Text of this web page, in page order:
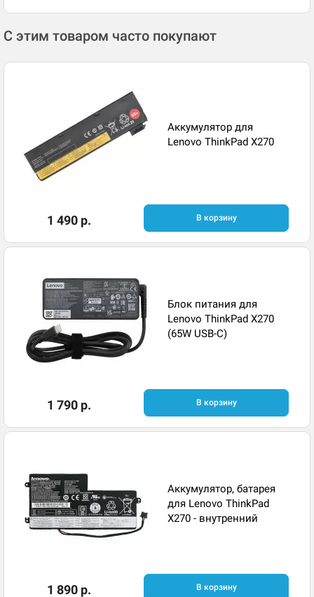
С этим товаром часто покупают
Аккумулятор для
Lenovo ThinkPad X270
1 490 р. В корзину
Блок питания для
Lenovo ThinkPad X270
(65W USB-C)
1 790 р. В корзину
Аккумулятор, батарея
для Lenovo ThinkPad
X270 - внутренний
1 890 р. В корзину